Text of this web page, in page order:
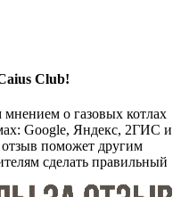
Club!
о газовых котлах
Google, Яндекс, 2ГИС и
поможет другим
сделать правильный